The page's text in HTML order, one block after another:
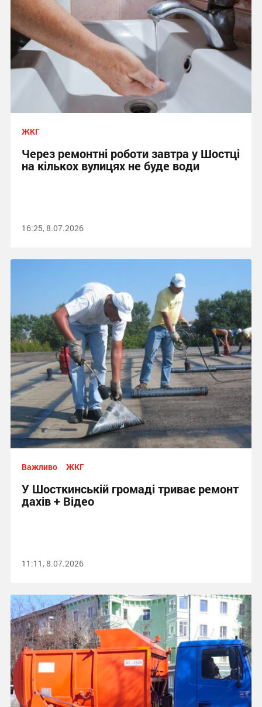
ЖКГ
Через ремонтні роботи завтра у Шостці
на кількох вулицях не буде води
16:25, 8.07.2026
Важливо ЖКГ
У Шосткинській громаді триває ремонт
дахів + Відео
11:11, 8.07.2026